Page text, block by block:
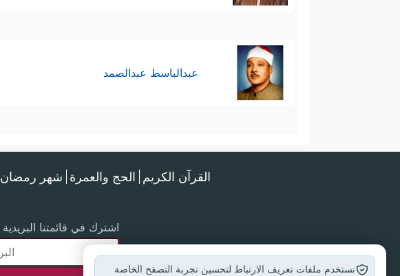
عبدالباسط عبدالصمد
القرآن الكريم الحج والعمرة شهر رمضان
اشترك في قائمتنا البريدية
نستخدم ملفات تعريف الارتباط لتحسين تجربة التصفح الخاصة